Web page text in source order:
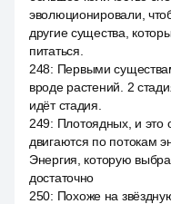
эволюционировали,
другие существа,
питаться.
248: Первыми
вроде растений. 2
идёт стадия.
249: Плотоядных, и это
двигаются по потокам
Энергия, которую
достаточно
250: Похоже на